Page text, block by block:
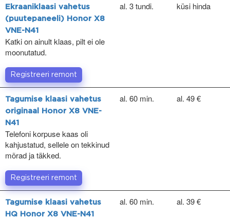
Ekraaniklaasi vahetus
(puutepaneeli) Honor X8
VNE-N41
Katki on ainult klaas, pilt ei ole
moonutatud.
al. 3 tundi. küsi hinda
Registreeri remont
Tagumise klaasi vahetus
originaal Honor X8 VNE-
N41
Telefoni korpuse kaas oli
kahjustatud, sellele on tekkinud
mõrad ja täkked.
al. 60 min. al. 49 €
Registreeri remont
Tagumise klaasi vahetus
HQ Honor X8 VNE-N41
al. 60 min. al. 39 €